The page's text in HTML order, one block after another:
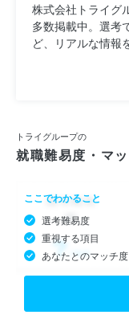
株式会社トライグ
多数掲載中。選考
ど、リアルな情報
トライグループの
就職難易度・マ
ここでわかること
選考難易度
重視する項目
あなたとのマッチ度